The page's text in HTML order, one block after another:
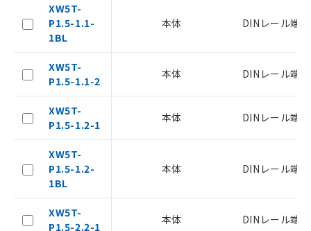
XW5T-
P1.5-1.1-
1BL
本体 DINレール端
XW5T-
P1.5-1.1-2
本体 DINレール端
XW5T-
P1.5-1.2-1
本体 DINレール端
XW5T-
P1.5-1.2-
1BL
本体 DINレール端
XW5T-
P1.5-2.2-1
本体 DINレール端
ご利用条件
以下の条件をお読みいただき、同意のうえ
ご利用ください。
本サービスは、当社制御機器事業取扱
商品の当社在庫状況および標準価格
す。
本サービスの対象外となる商品もある
ことをご了承ください。